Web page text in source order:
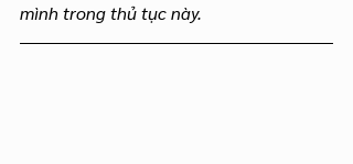
mình trong thủ tục này.